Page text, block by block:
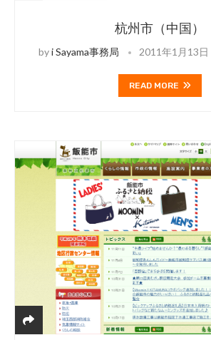
杭州市（中国）
byi Sayama事務局 2011年1月13日
READ MORE